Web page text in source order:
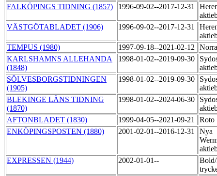
FALKÖPINGS TIDNING (1857)
1996-09-02--2017-12-31
VÄSTGÖTABLADET (1906)
1996-09-02--2017-12-31
TEMPUS (1980)
1997-09-18--2021-02-12
KARLSHAMNS ALLEHANDA
(1848)
1998-01-02--2019-09-30
SÖLVESBORGSTIDNINGEN
(1905)
1998-01-02--2019-09-30
BLEKINGE LÄNS TIDNING
(1870)
1998-01-02--2024-06-30
AFTONBLADET (1830)
1999-04-05--2021-09-21
Roto
ENKÖPINGSPOSTEN (1880)
2001-02-01--2016-12-31
Nya
EXPRESSEN (1944)
2002-01-01--